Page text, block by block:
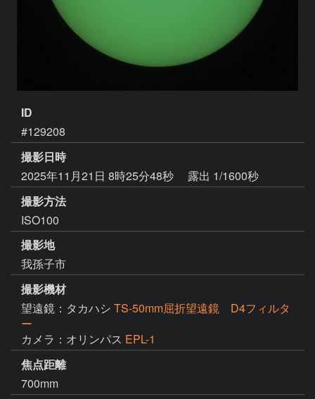
ID
#129208
撮影日時
2025年11月21日 8時25分48秒
露出 1/1600秒
撮影方法
ISO100
撮影地
我孫子市
撮影機材
望遠鏡：タカハシ TS-50mm屈折望遠鏡 D4フィルタ
ー
カメラ：オリンパス EPL-1
焦点距離
700mm